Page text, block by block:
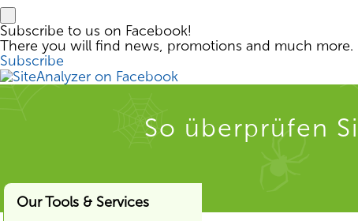
Subscribe to us on Facebook!
There you will find news, promotions and much more.
Subscribe
Our Tools & Services
So überprüfen